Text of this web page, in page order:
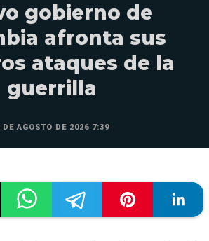
gobierno de
afronta sus
ataques de la
guerrilla
DE AGOSTO DE 2026 7:39